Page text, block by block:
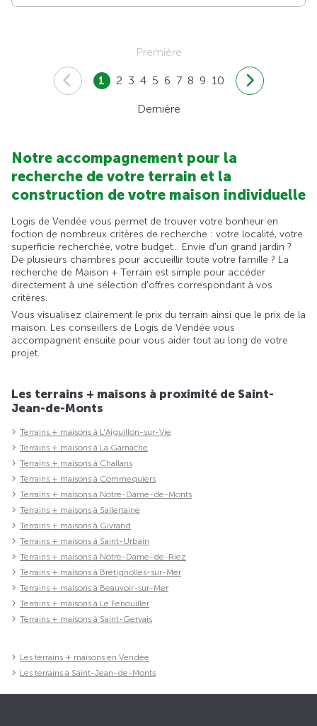
Première
1 2 3 4 5 6 7 8 9 10
Dernière
Notre accompagnement pour la
recherche de votre terrain et la
construction de votre maison individuelle
Logis de Vendée vous permet de trouver votre bonheur en
foction de nombreux critères de recherche : votre localité, votre
superficie recherchée, votre budget... Envie d'un grand jardin ?
De plusieurs chambres pour accueillir toute votre famille ? La
recherche de Maison + Terrain est simple pour accéder
directement à une sélection d'offres correspondant à vos
critères.
Vous visualisez clairement le prix du terrain ainsi que le prix de la
maison. Les conseillers de Logis de Vendée vous
accompagnent ensuite pour vous aider tout au long de votre
projet.
Les terrains + maisons à proximité de Saint-
Jean-de-Monts
Terrains + maisons à L'Aiguillon-sur-Vie
Terrains + maisons à La Garnache
Terrains + maisons à Challans
Terrains + maisons à Commequiers
Terrains + maisons à Notre-Dame-de-Monts
Terrains + maisons à Sallertaine
Terrains + maisons à Givrand
Terrains + maisons à Saint-Urbain
Terrains + maisons à Notre-Dame-de-Riez
Terrains + maisons à Bretignolles-sur-Mer
Terrains + maisons à Beauvoir-sur-Mer
Terrains + maisons à Le Fenouiller
Terrains + maisons à Saint-Gervais
Les terrains + maisons en Vendée
Les terrains à Saint-Jean-de-Monts